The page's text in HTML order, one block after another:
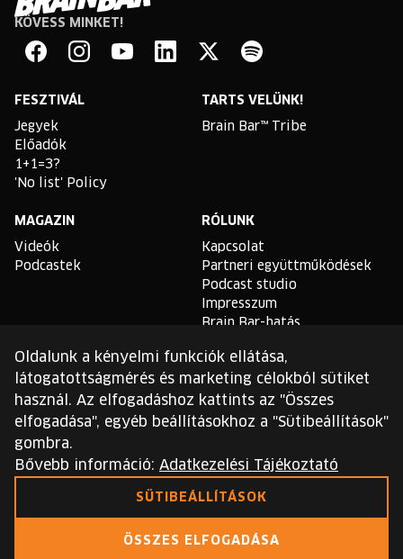
Brain
Bar
KÖVESS MINKET!
FESZTIVÁL
Jegyek
Előadók
1+1=3?
'No list' Policy
TARTS VELÜNK!
Brain Bar™ Tribe
MAGAZIN
Videók
Podcastek
RÓLUNK
Kapcsolat
Partneri együttműködések
Podcast studio
Impresszum
Brain Bar-hatás
TLDR
Általános Szerződési
Feltételek
Sütikezelési Szabályzat
Adatvédelmi Szabályzat
Ezt a webhelyet a reCAPTCHA védi, és a Google
Oldalunk a kényelmi funkciók ellátása,
látogatottságmérés és marketing célokból sütiket
használ. Az elfogadáshoz kattints az "Összes
elfogadása", egyéb beállításokhoz a "Sütibeállítások"
gombra.
Bővebb információ: Adatkezelési Tájékoztató
SÜTIBEÁLLÍTÁSOK
ÖSSZES ELFOGADÁSA